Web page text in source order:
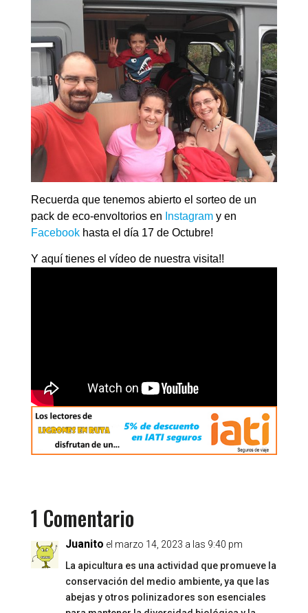
Recuerda que tenemos abierto el sorteo de un
pack de eco-envoltorios en Instagramy en
Facebookhasta el día 17 de Octubre!
Y aquí tienes el vídeo de nuestra visita!!
1 Comentario
Juanito el marzo 14, 2023 a las 9:40 pm
La apicultura es una actividad que promueve la
conservación del medio ambiente, ya que las
abejas y otros polinizadores son esenciales